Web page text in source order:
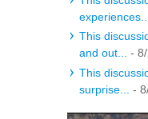
experiences...
This
and out...
-
This
surprise...
-